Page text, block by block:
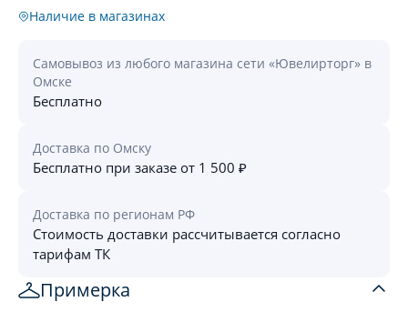
Наличие в магазинах
Самовывоз из любого магазина сети «Ювелирторг» в
Омске
Бесплатно
Доставка по Омску
Бесплатно при заказе от 1 500 ₽
Доставка по регионам РФ
Стоимость доставки рассчитывается согласно
тарифам ТК
Примерка